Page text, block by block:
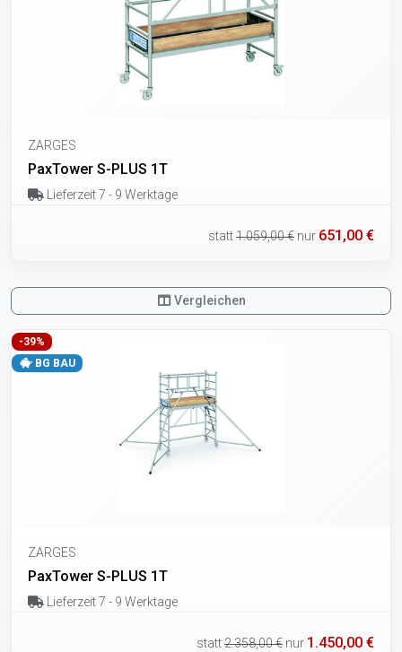
ZARGES
PaxTower S-PLUS 1T
Lieferzeit 7 - 9 Werktage
statt1.059,00 € nur 651,00 €
Vergleichen
-39%
BG BAU
ZARGES
PaxTower S-PLUS 1T
Lieferzeit 7 - 9 Werktage
statt2.358,00 € nur 1.450,00 €